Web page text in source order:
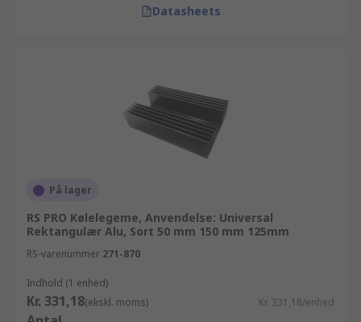
Datasheets
På lager
RS PRO Kølelegeme, Anvendelse: Universal
Rektangulær Alu, Sort 50 mm 150 mm 125mm
RS-varenummer 271-870
Indhold (1 enhed)
Kr. 331,18(ekskl. moms) Kr. 331,18/enhed